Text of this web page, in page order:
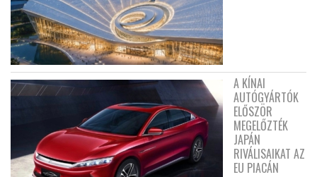
A KÍNAI
AUTÓGYÁRTÓK
ELŐSZÖR
MEGELŐZTÉK
JAPÁN
RIVÁLISAIKAT AZ
EU PIACÁN